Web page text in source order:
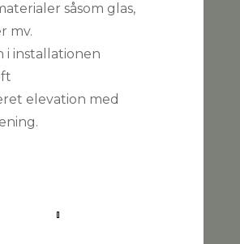
såsom glas,
mv.
i installationen
elevation med